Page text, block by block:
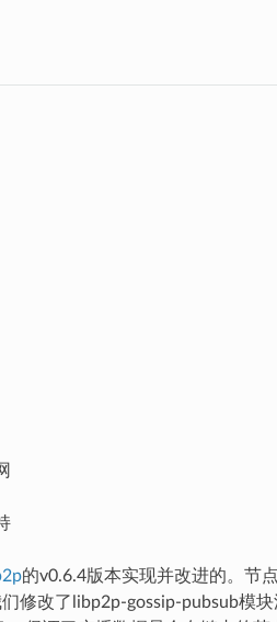
的v0.6.4版本实现并改进的。节
修改了libp2p-gossip-pubsub模